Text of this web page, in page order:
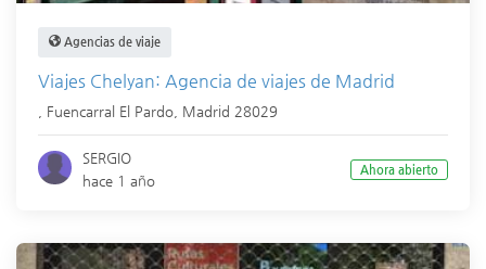
Agencias de viaje
Viajes Chelyan: Agencia de viajes de Madrid
Fuencarral El Pardo Madrid 28029
SERGIO
hace 1 año
Ahora abierto